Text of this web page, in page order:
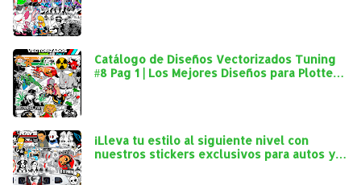
Catálogo de Diseños Vectorizados Tuning
#8 Pag 1 | Los Mejores Diseños para Plotter
¡Lleva tu estilo al siguiente nivel con
nuestros stickers exclusivos para autos y